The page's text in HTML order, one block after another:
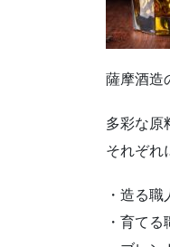
薩󠄀摩酒造
多彩な原
それぞれ
・造る職
・育てる